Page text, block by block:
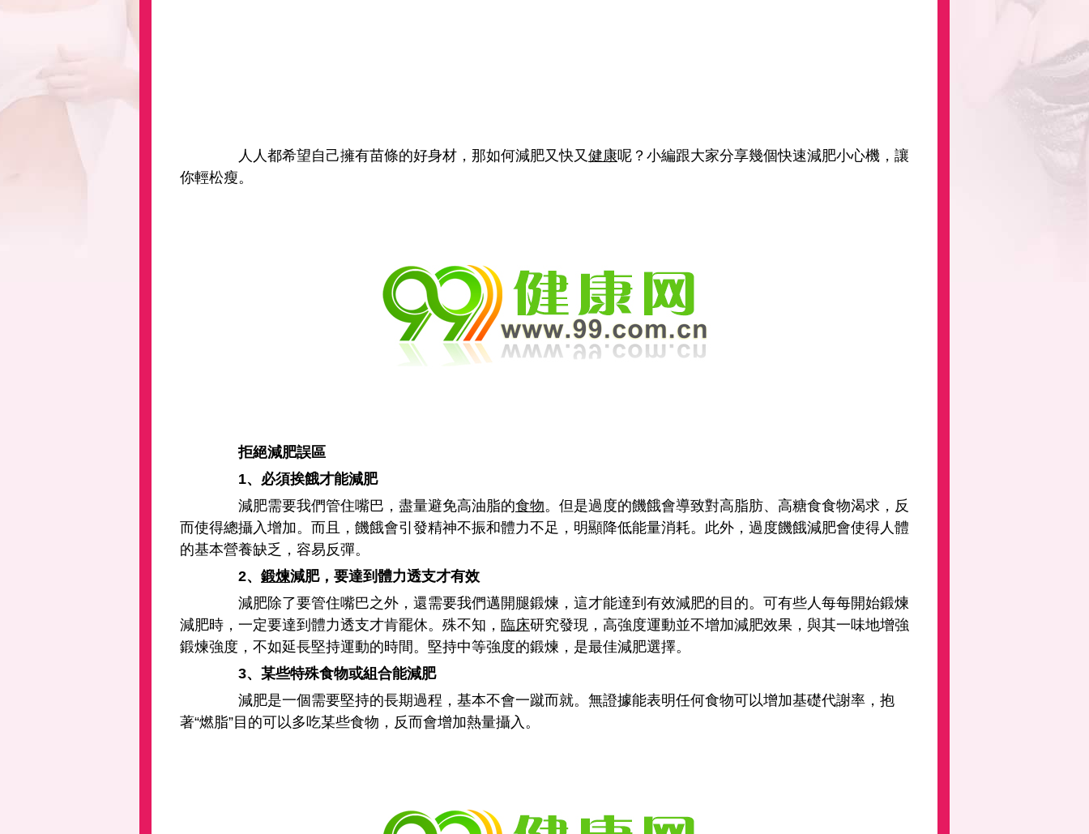
人人都希望自己擁有苗條的好身材，那如何減肥又快又健康呢？小編跟大家分享幾個快速減肥小心機，讓
你輕松瘦。
拒絕減肥誤區
1、必須挨餓才能減肥
減肥需要我們管住嘴巴，盡量避免高油脂的食物。但是過度的饑餓會導致對高脂肪、高糖食食物渴求，反
而使得總攝入增加。而且，饑餓會引發精神不振和體力不足，明顯降低能量消耗。此外，過度饑餓減肥會使得人體
的基本營養缺乏，容易反彈。
2、 鍛煉減肥，要達到體力透支才有效
減肥除了要管住嘴巴之外，還需要我們邁開腿鍛煉，這才能達到有效減肥的目的。可有些人每每開始鍛煉
減肥時，一定要達到體力透支才肯罷休。殊不知， 臨床研究發現，高強度運動並不增加減肥效果，與其一味地增強
鍛煉強度，不如延長堅持運動的時間。堅持中等強度的鍛煉，是最佳減肥選擇。
3、某些特殊食物或組合能減肥
減肥是一個需要堅持的長期過程，基本不會一蹴而就。無證據能表明任何食物可以增加基礎代謝率，抱
著“燃脂”目的可以多吃某些食物，反而會增加熱量攝入。